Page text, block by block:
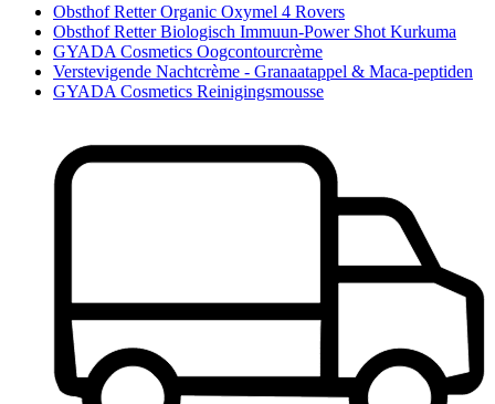
Obsthof Retter Organic Oxymel 4 Rovers
Obsthof Retter Biologisch Immuun-Power Shot Kurkuma
GYADA Cosmetics Oogcontourcrème
Verstevigende Nachtcrème - Granaatappel & Maca-peptiden
GYADA Cosmetics Reinigingsmousse